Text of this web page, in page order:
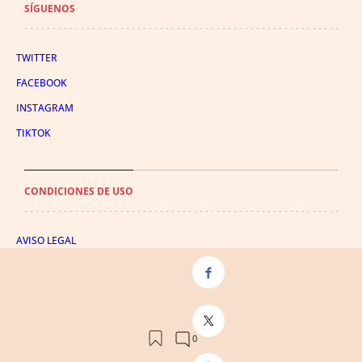
SÍGUENOS
TWITTER
FACEBOOK
INSTAGRAM
TIKTOK
CONDICIONES DE USO
AVISO LEGAL